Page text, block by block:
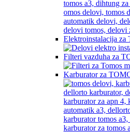
Elektroinstalacija za
Filteri vazduha za
Karburator za